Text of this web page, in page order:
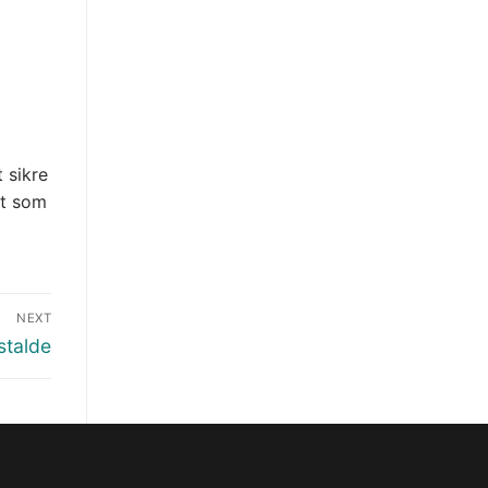
sikre
som
NEXT